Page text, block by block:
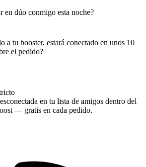
en dúo conmigo esta noche?
a tu booster, estará conectado en unos 10
el pedido?
en tu panel de control a medida que termina,
en sí, añade Streaming al finalizar la
en tu lista de amigos dentro del
— gratis en cada pedido.